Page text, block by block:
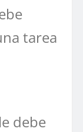
tarea
debe